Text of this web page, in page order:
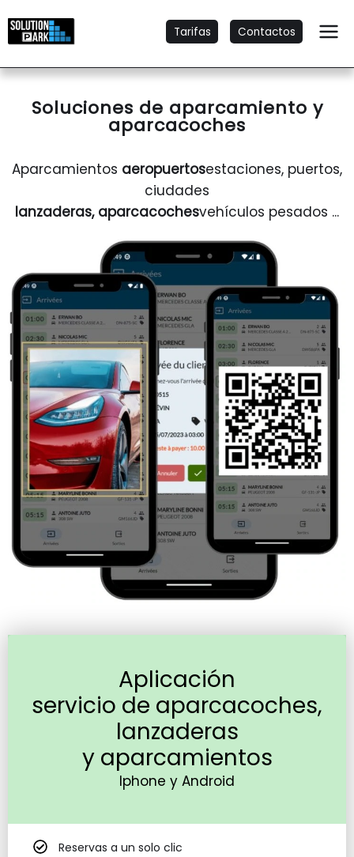
Tarifas Contactos
Soluciones de aparcamiento y
aparcacoches
Aparcamientos aeropuertosestaciones, puertos,
ciudades
lanzaderas, aparcacochesvehículos pesados ...
Aplicación
servicio de aparcacoches,
lanzaderas
y aparcamientos
Iphone y Android
Reservas a un solo clic